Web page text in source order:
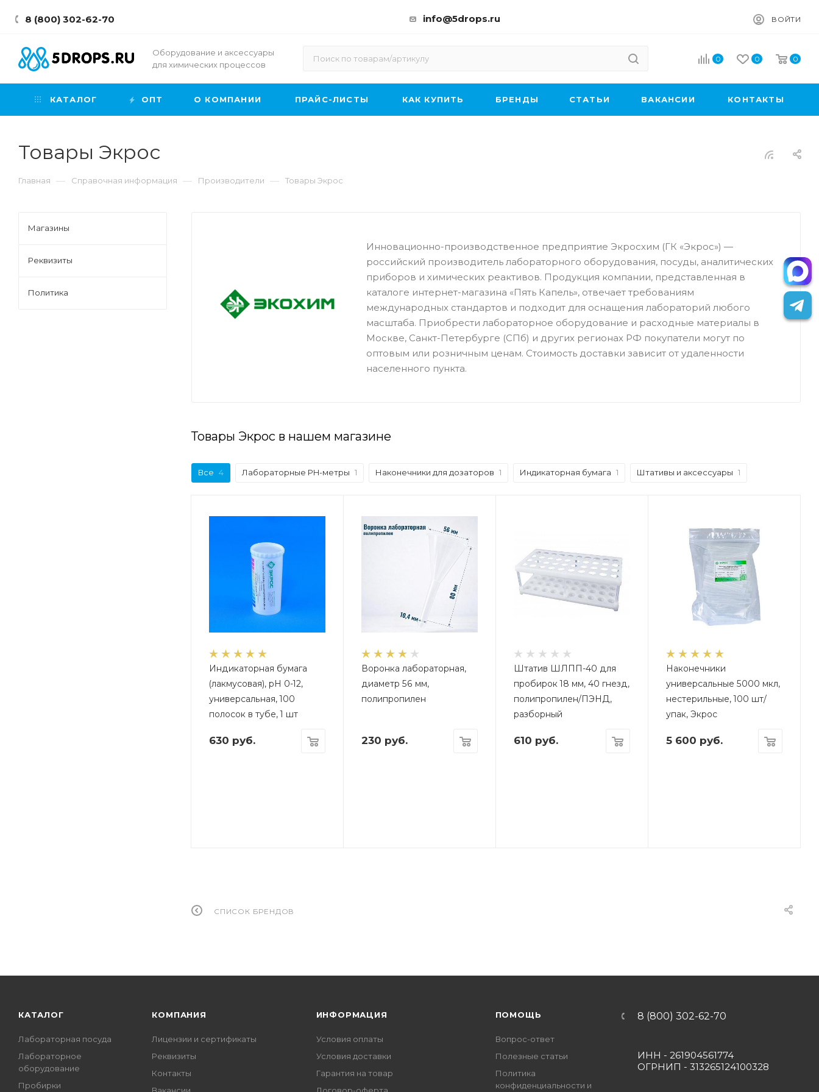
8 (800) 302-62-70 ВОЙТИ
info@5drops.ru
Оборудование и аксессуары
для химических процессов
0 0 0
КАТАЛОГ ОПТ О КОМПАНИИ ПРАЙС-ЛИСТЫ КАК КУПИТЬ БРЕНДЫ CТАТЬИ ВАКАНСИИ КОНТАКТЫ
Товары Экрос
Главная — Справочная информация — Производители — Товары Экрос
Инновационно-производственное предприятие Экросхим (ГК «Экрос») —
российский производитель лабораторного оборудования, посуды, аналитических
приборов и химических реактивов. Продукция компании, представленная в
каталоге интернет-магазина «Пять Капель», отвечает требованиям
международных стандартов и подходит для оснащения лабораторий любого
масштаба. Приобрести лабораторное оборудование и расходные материалы в
Москве, Санкт-Петербурге (СПб) и других регионах РФ покупатели могут по
оптовым или розничным ценам. Стоимость доставки зависит от удаленности
населенного пункта.
Товары Экрос в нашем магазине
Все 4 Лабораторные PH-метры 1 Наконечники для дозаторов 1 Индикаторная бумага 1 Штативы и аксессуары 1
Индикаторная бумага
(лакмусовая), pH 0-12,
универсальная, 100
полосок в тубе, 1 шт
630 руб.
Воронка лабораторная,
диаметр 56 мм,
полипропилен
230 руб.
Штатив ШЛПП-40 для
пробирок 18 мм, 40 гнезд,
полипропилен/ПЭНД,
разборный
610 руб.
Наконечники
универсальные 5000 мкл,
нестерильные, 100 шт/
упак, Экрос
5 600 руб.
СПИСОК БРЕНДОВ
Магазины
Реквизиты
Политика
КАТАЛОГ
Лабораторная посуда
Лабораторное
оборудование
Пробирки
КОМПАНИЯ
Лицензии и сертификаты
Реквизиты
Контакты
ИНФОРМАЦИЯ
Условия оплаты
Условия доставки
Гарантия на товар
ПОМОЩЬ
Вопрос-ответ
Полезные статьи
Политика
конфиденциальности и
8 (800) 302-62-70
ИНН - 261904561774
ОГРНИП - 313265124100328